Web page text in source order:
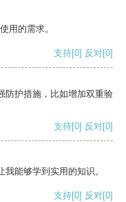
用的需求。
支持[0] 反对[0]
防护措施，比如增加双重验
支持[0] 反对[0]
能够学到实用的知识。
支持[0] 反对[0]